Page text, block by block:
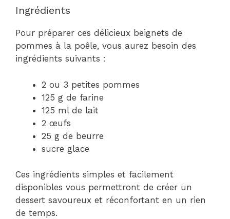
Ingrédients
Pour préparer ces délicieux beignets de
pommes à la poêle, vous aurez besoin des
ingrédients suivants :
2 ou 3 petites pommes
125 g de farine
125 ml de lait
2 œufs
25 g de beurre
sucre glace
Ces ingrédients simples et facilement
disponibles vous permettront de créer un
dessert savoureux et réconfortant en un rien
de temps.